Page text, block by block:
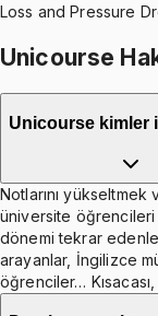
Loss and Pressure
Unicourse
Unicourse kimler
Notlarını yükseltmek
üniversite öğrencileri
dönemi tekrar
arayanlar, İngilizce
öğrenciler…